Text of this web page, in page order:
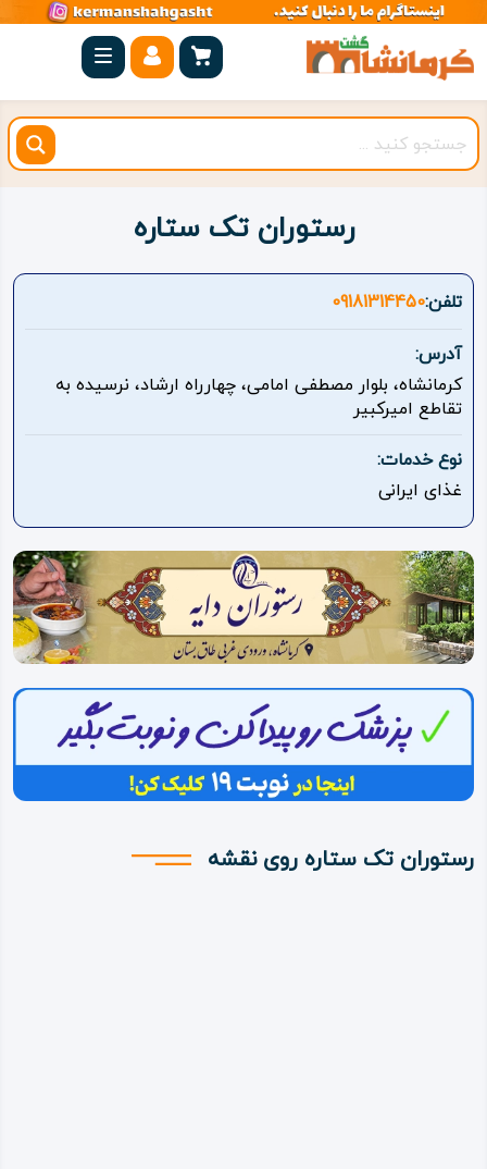
صفحه
اصلی
کرمانشاه
شهرستان
بیستون
روستاهای
هدف
اقامتگاه
ویژه
درباره
ما
رستوران تک ستاره
تلفن:09181314450
آدرس:
کرمانشاه، بلوار مصطفی امامی، چهارراه ارشاد، نرسیده به
تقاطع امیرکبیر
نوع خدمات:
غذای ایرانی
رستوران تک ستاره روی نقشه